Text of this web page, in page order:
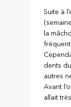
Suite à
la
dents
autres
Avant
allait